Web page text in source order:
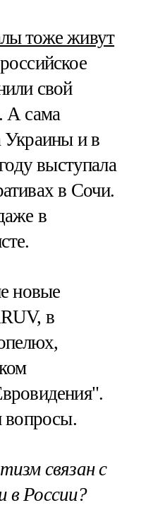
тоже живут
свой
А сама
Украины и в
выступала
в Сочи.
в
новые
в
вопросы.
связан с
в России?